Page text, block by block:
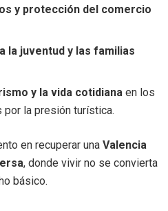
y protección del comercio
la juventud y las familias
y la vida cotidiana en los
la presión turística.
en recuperar una Valencia
, donde vivir no se convierta
básico.